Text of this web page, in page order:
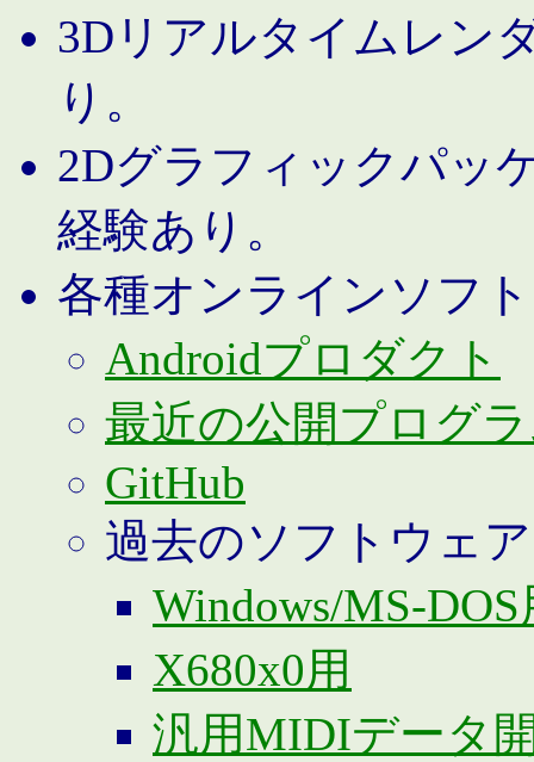
3Dリアルタイムレン
り。
2Dグラフィックパッ
経験あり。
各種オンラインソフ
Androidプロダクト
最近の公開プログ
GitHub
過去のソフトウェア
Windows/MS-DOS
X680x0用
汎用MIDIデータ